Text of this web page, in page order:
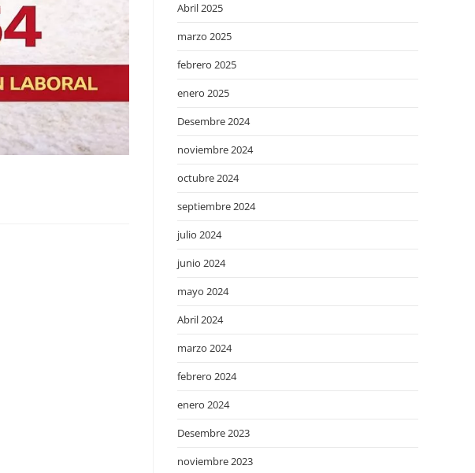
Abril 2025
marzo 2025
febrero 2025
enero 2025
Desembre 2024
noviembre 2024
octubre 2024
septiembre 2024
julio 2024
junio 2024
mayo 2024
Abril 2024
marzo 2024
febrero 2024
enero 2024
Desembre 2023
noviembre 2023